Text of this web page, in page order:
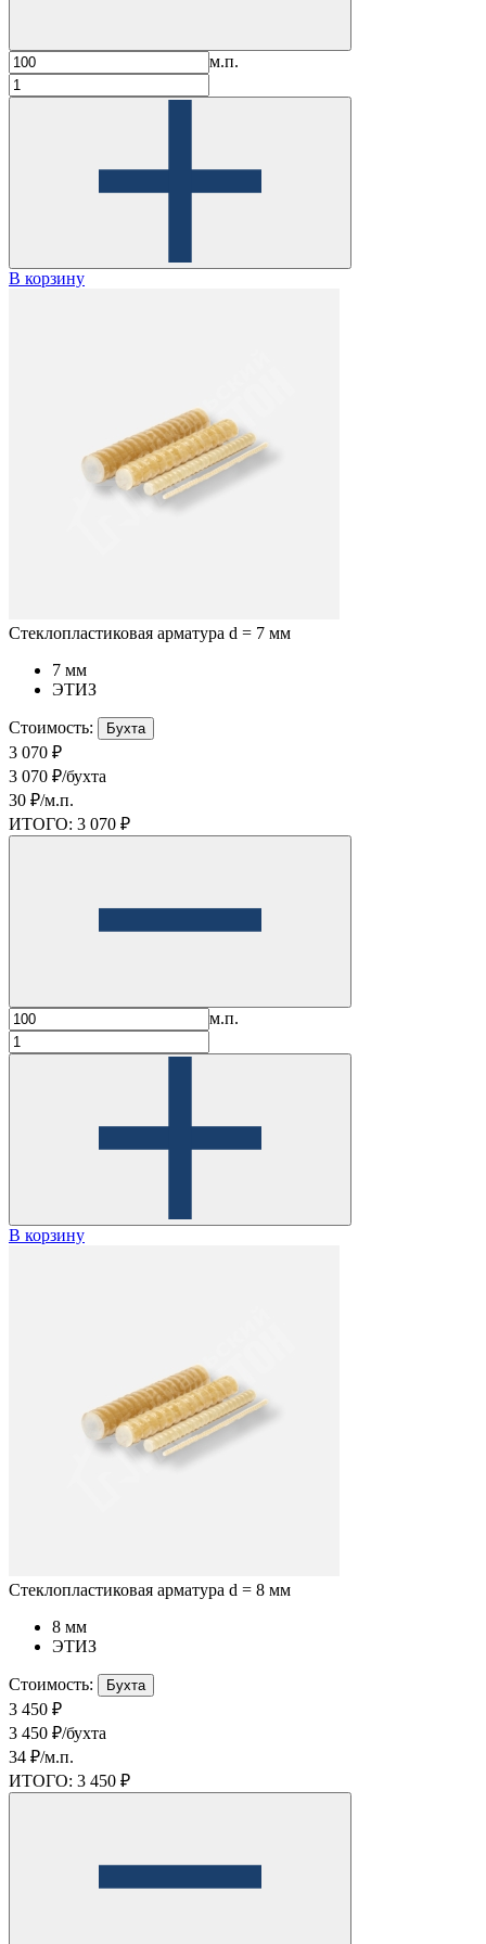
м.п.
В корзину
Стеклопластиковая арматура d = 7 мм
7 мм
ЭТИЗ
Стоимость: Бухта
3 070 ₽
3 070 ₽/бухта
30 ₽/м.п.
ИТОГО: 3 070 ₽
м.п.
В корзину
Стеклопластиковая арматура d = 8 мм
8 мм
ЭТИЗ
Стоимость: Бухта
3 450 ₽
3 450 ₽/бухта
34 ₽/м.п.
ИТОГО: 3 450 ₽